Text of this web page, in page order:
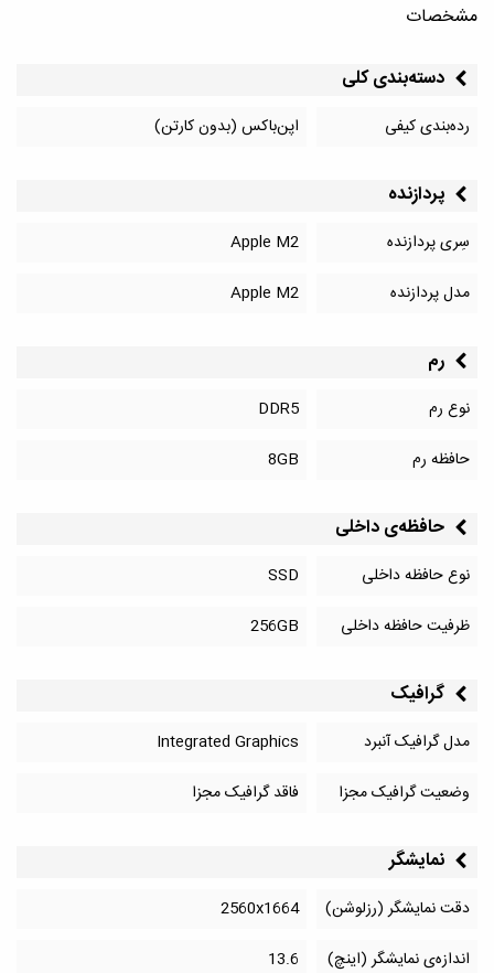
مشخصات
دسته‌بندی کلی
رده‌بندی کیفی اپن‌باکس (بدون کارتن)
پردازنده
سِری پردازنده
Apple M2
مدل پردازنده
Apple M2
رم
نوع رم
DDR5
حافظه رم
8GB
حافظه‌‌ی داخلی
نوع حافظه داخلی
SSD
ظرفیت حافظه داخلی
256GB
گرافیک
مدل گرافیک آنبرد
Integrated Graphics
وضعیت گرافیک مجزا
فاقد گرافیک مجزا
نمایشگر
دقت نمایشگر (رزلوشن)
2560x1664
اندازه‌ی نمایشگر (اینچ)
13.6